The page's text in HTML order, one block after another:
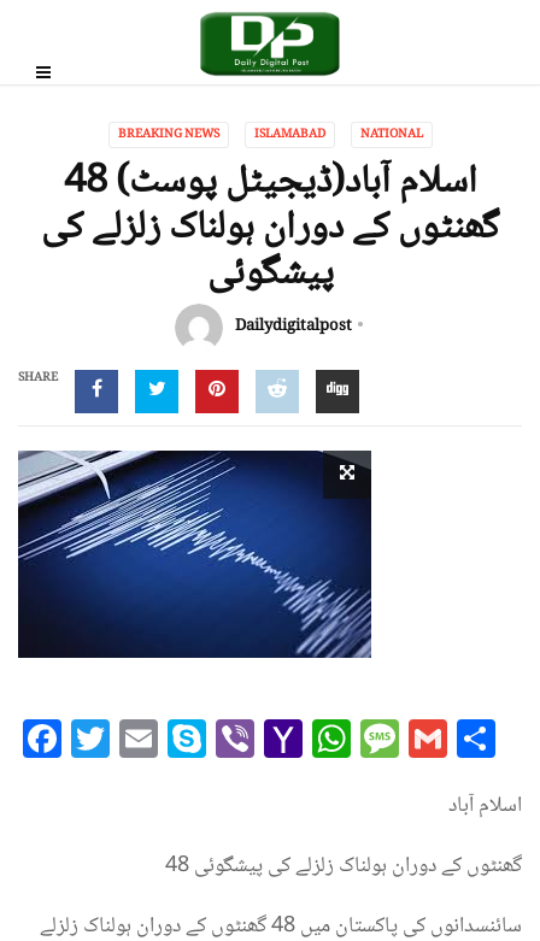
BREAKING NEWS ISLAMABAD NATIONAL
اسلام آباد(ڈیجیٹل پوسٹ) 48
گھنٹوں کے دوران ہولناک زلزلے کی
پیشگوئی
Dailydigitalpost
SHARE
Facebook
Twitter
EmailSkype
ViberYahoo
Mail
اسلام آباد
48 گھنٹوں کے دوران ہولناک زلزلے کی پیشگوئی
سائنسدانوں کی پاکستان میں 48 گھنٹوں کے دوران ہولناک زلزلے